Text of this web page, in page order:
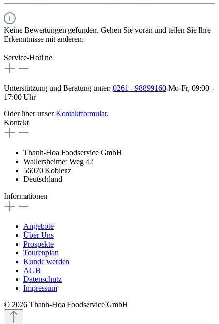
Keine Bewertungen gefunden. Gehen Sie voran und teilen Sie Ihre
Erkenntnisse mit anderen.
Service-Hotline
Unterstützung und Beratung unter: 0261 - 98899160 Mo-Fr, 09:00 -
17:00 Uhr
Oder über unserKontaktformular.
Kontakt
Thanh-Hoa Foodservice GmbH
Wallersheimer Weg 42
56070 Koblenz
Deutschland
Informationen
Angebote
Über Uns
Prospekte
Tourenplan
Kunde werden
AGB
Datenschutz
Impressum
© 2026 Thanh-Hoa Foodservice GmbH